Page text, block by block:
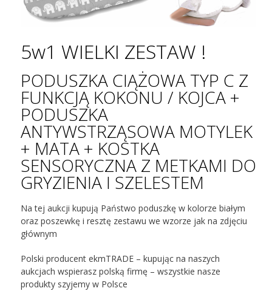
5w1 WIELKI ZESTAW !
PODUSZKA CIĄŻOWA TYP C Z
FUNKCJĄ KOKONU / KOJCA +
PODUSZKA
ANTYWSTRZĄSOWA MOTYLEK
+ MATA + KOSTKA
SENSORYCZNA Z METKAMI DO
GRYZIENIA I SZELESTEM
Na tej aukcji kupują Państwo poduszkę w kolorze białym
oraz poszewkę i resztę zestawu we wzorze jak na zdjęciu
głównym
Polski producent ekmTRADE – kupując na naszych
aukcjach wspierasz polską firmę – wszystkie nasze
produkty szyjemy w Polsce